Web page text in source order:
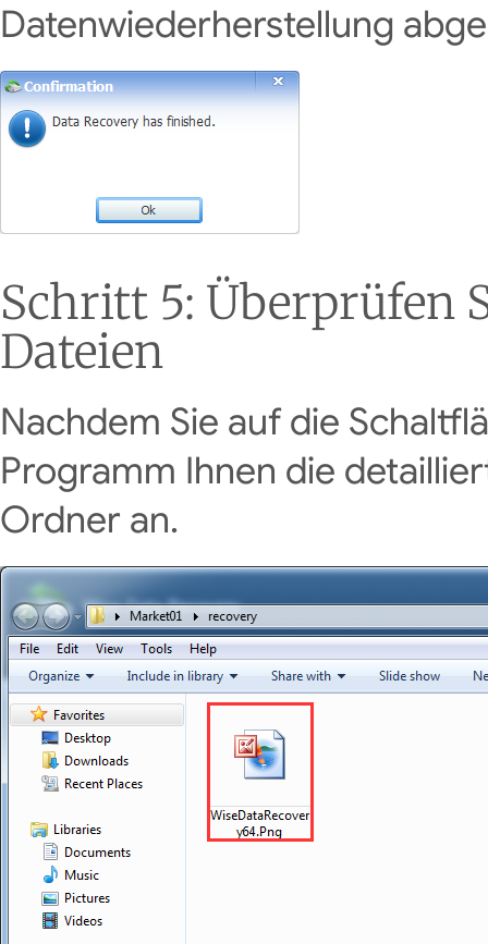
Datenwiederherstellung
Schritt 5: Überprüfen
Dateien
Nachdem Sie auf die
Programm Ihnen die
Ordner an.